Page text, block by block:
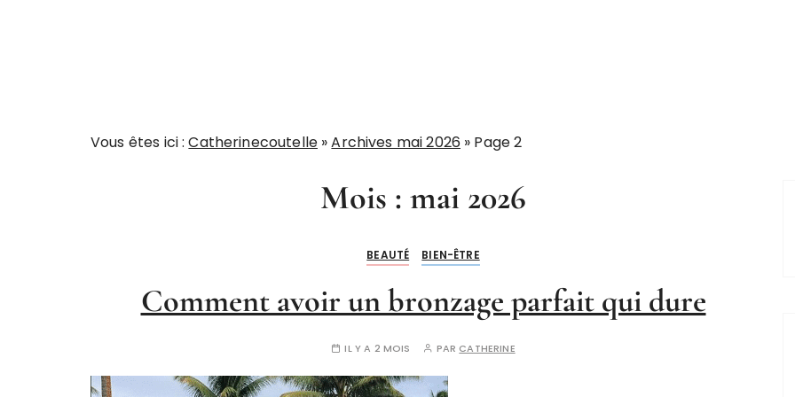
Vous êtes ici :Catherinecoutelle»Archives mai 2026 » Page 2
Mois : mai 2026
BEAUTÉ BIEN-ÊTRE
Comment avoir un bronzage parfait qui dure
IL Y A 2 MOIS PAR CATHERINE